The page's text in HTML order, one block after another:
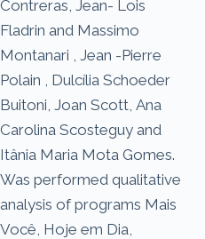
Contreras, Jean- Lois
Fladrin and Massimo
Montanari , Jean -Pierre
Polain , Dulcília Schoeder
Buitoni, Joan Scott, Ana
Carolina Scosteguy and
Itânia Maria Mota Gomes.
Was performed qualitative
analysis of programs Mais
Você, Hoje em Dia,